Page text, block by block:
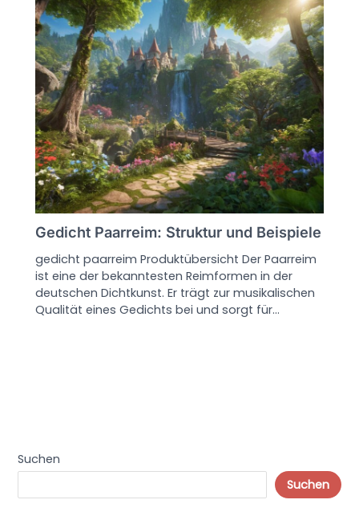
Gedicht Paarreim: Struktur und Beispiele
gedicht paarreim Produktübersicht Der Paarreim
ist eine der bekanntesten Reimformen in der
deutschen Dichtkunst. Er trägt zur musikalischen
Qualität eines Gedichts bei und sorgt für…
Suchen
Suchen